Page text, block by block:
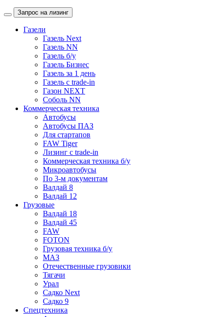
Запрос на лизинг
Газели
Газель Next
Газель NN
Газель б/у
Газель Бизнес
Газель за 1 день
Газель с trade-in
Газон NEXT
Соболь NN
Коммерческая техника
Автобусы
Автобусы ПАЗ
Для стартапов
FAW Tiger
Лизинг с trade-in
Коммерческая техника б/у
Микроавтобусы
По 3-м документам
Валдай 8
Валдай 12
Грузовые
Валдай 18
Валдай 45
FAW
FOTON
Грузовая техника б/у
МАЗ
Отечественные грузовики
Тягачи
Урал
Садко Next
Садко 9
Спецтехника